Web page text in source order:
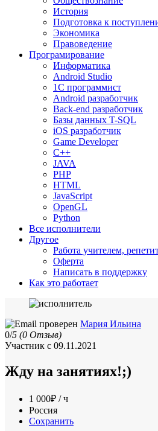
История
Подготовка к
Экономика
Правоведение
Програмирование
Информатика
Android Studio
1C программист
Android разработчик
Back-end разработчик
Базы данных T-SQL
iOS разработчик
Game Developer
C++
JAVA
PHP
HTML
JavaScript
OpenGL
Python
Все исполнители
Другое
Работа учителем,
Оферта
Написать в поддержку
Как это работает
Мария Ильина
0/5 (0 Отзыв)
Участник с 09.11.2021
Жду на занятиях!;)
1 000₽ / ч
Россия
Сохранить